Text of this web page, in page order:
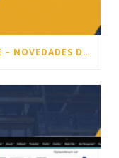
LISA WMS PARA SAP BUSINESS ONE – NOVEDADES DE LA VERSIÓN 26.2